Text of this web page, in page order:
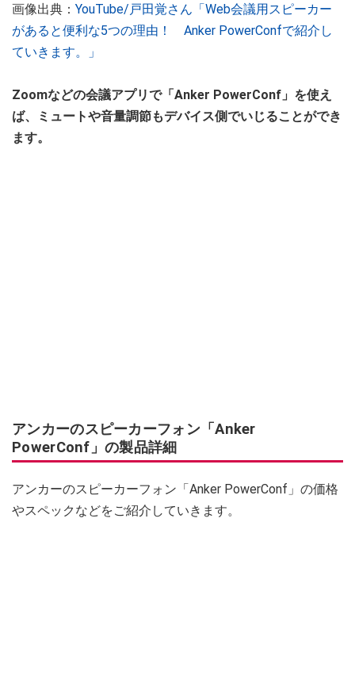
画像出典： YouTube/戸田覚さん「Web会議用スピーカー
があると便利な5つの理由！ Anker PowerConfで紹介し
ていきます。」
Zoomなどの会議アプリで「Anker PowerConf」を使え
ば、ミュートや音量調節もデバイス側でいじることができ
ます。
アンカーのスピーカーフォン「Anker
PowerConf」の製品詳細
アンカーのスピーカーフォン「Anker PowerConf」の価格
やスペックなどをご紹介していきます。